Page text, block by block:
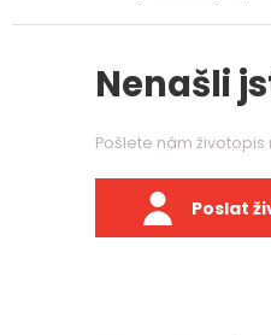
Nenašli
Pošlete nám
Poslat